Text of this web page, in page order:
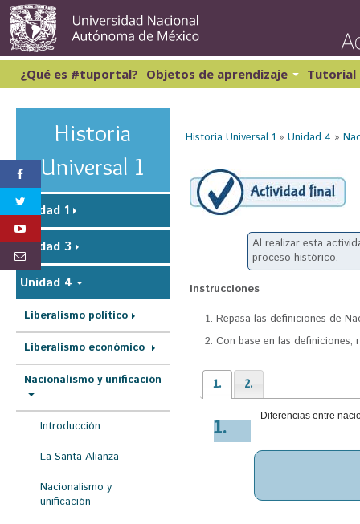
¿Qué es #tuportal? Objetos de aprendizaje
Lectura y Redacción 3
Lectura y Redacción 4
Inglés 1
Matemáticas 2
Tutorial
e
e
e
Historia Universal 1 »Unidad 4 »
Al realizar esta
proceso histórico.
Instrucciones
Repasa las definiciones de
Con base en las
1. 2.
1.
Diferencias entre
Historia
Universal 1
Unidad 1
Unidad 3
Unidad 4
Liberalismo político
Liberalismo económico
Nacionalismo y unificación
Introducción
La Santa Alianza
Nacionalismo y
unificación